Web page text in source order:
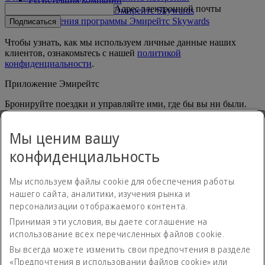
Правила программы Эмирейтс Skywards
Обновления программы Эмирейтс Skywards
Адрес электронной почты
Подписаться
Чтобы узнать, как мы используем личные данные наших
клиентов, ознакомьтесь с нашей политикой
конфиденциальности.
Приложение Эмирейтс
Бронируйте поездки и управляйте ими, где бы вы ни были.
Google Play Google Play
Huawei App Galleryhuawai os
Связаться с нами
Поделитесь своим мнением о путешествиях с Эмирейтс.
Положение о доступности
Контакты
Политика конфиденциальности
Положения и условия
Мы ценим вашу
конфиденциальность
Мы используем файлы cookie для обеспечения работы
нашего сайта, аналитики, изучения рынка и
персонализации отображаемого контента.
Принимая эти условия, вы даете соглашение на
использование всех перечисленных файлов cookie.
Вы всегда можете изменить свои предпочтения в разделе
«Предпочтения в использовании файлов cookie» или